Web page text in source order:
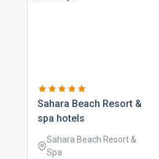
sahara beach resort &
spa hotels
Sahara Beach Resort &
Spa